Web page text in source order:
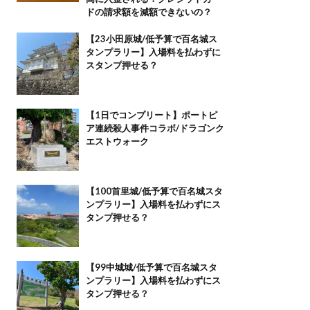
ドの請求額を減額できないの？
【23小田原城/低予算で百名城ス
タンプラリー】入場料を払わずに
スタンプ押せる？
【1日でコンプリート】ポートピ
ア連続殺人事件コラボ/ドラゴンク
エストウォーク
【100首里城/低予算で百名城スタ
ンプラリー】入場料を払わずにス
タンプ押せる？
【99中城城/低予算で百名城スタ
ンプラリー】入場料を払わずにス
タンプ押せる？